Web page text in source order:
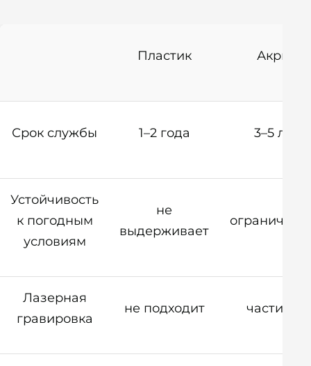
Пластик Акрил
Срок службы 1–2 года 3–5 лет
Устойчивость
к погодным
условиям
не
выдерживает
Лазерная
гравировка
не подходит частично